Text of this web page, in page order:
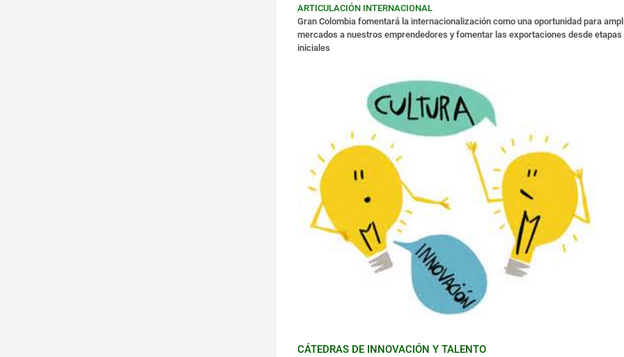
ARTICULACIÓN INTERNACIONAL
Gran Colombia fomentará la internacionalización como una oportunidad para
mercados a nuestros emprendedores y fomentar las exportaciones desde etapas
iniciales
CÁTEDRAS DE INNOVACIÓN Y TALENTO